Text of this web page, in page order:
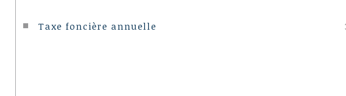
Taxe foncière annuelle